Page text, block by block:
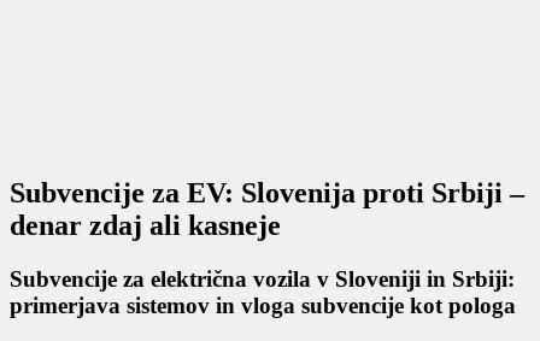
Subvencije za EV: Slovenija proti Srbiji –
denar zdaj ali kasneje
Subvencije za električna vozila v Sloveniji in Srbiji:
primerjava sistemov in vloga subvencije kot pologa